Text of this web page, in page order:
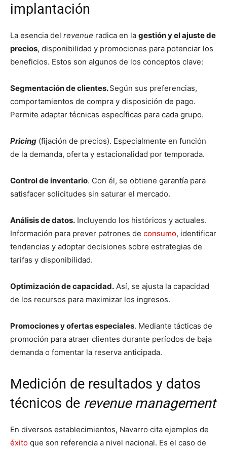
implantación
La esencia del revenue radica en la gestión y el ajuste de
precios, disponibilidad y promociones para potenciar los
beneficios. Estos son algunos de los conceptos clave:
Segmentación de clientes.Según sus preferencias,
comportamientos de compra y disposición de pago.
Permite adaptar técnicas específicas para cada grupo.
Pricing (fijación de precios). Especialmente en función
de la demanda, oferta y estacionalidad por temporada.
Control de inventario. Con él, se obtiene garantía para
satisfacer solicitudes sin saturar el mercado.
Análisis de datos. Incluyendo los históricos y actuales.
Información para prever patrones de consumo, identificar
tendencias y adoptar decisiones sobre estrategias de
tarifas y disponibilidad.
Optimización de capacidad. Así, se ajusta la capacidad
de los recursos para maximizar los ingresos.
Promociones y ofertas especiales. Mediante tácticas de
promoción para atraer clientes durante períodos de baja
demanda o fomentar la reserva anticipada.
Medición de resultados y datos
técnicos de revenue management
En diversos establecimientos, Navarro cita ejemplos de
éxito que son referencia a nivel nacional. Es el caso de